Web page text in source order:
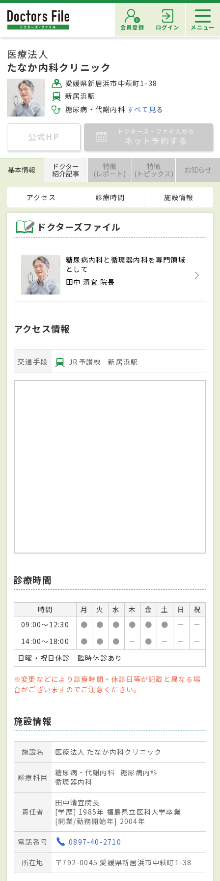
会員登録 ログイン メニュー
医療法人
たなか内科クリニック
愛媛県新居浜市中萩町1-38
新居浜駅
糖尿病・代謝内科 すべて見る
公式HP ドクターズ・ファイルから
ネット予約する
基本情報 ドクター
紹介記事
特徴
(レポート)
特徴
(トピックス) お知らせ
アクセス 診療時間 施設情報
ドクターズファイル
糖尿病内科と循環器内科を専門領域
として
田中 清宜 院長
アクセス情報
交通手段 JR予讃線 新居浜駅
診療時間
時間 月 火 水 木 金 土 日
祝
09:00～12:30
● ● ● ● ● ● －
－
14:00～18:00
● ● ● － ● － －
－
日曜・祝日休診 臨時休診あり
※変更などにより診療時間・休診日等が記載と異なる場
合がございますのでご注意ください。
施設情報
施設名 医療法人 たなか内科クリニック
診療科目 糖尿病・代謝内科
糖尿病内科
循環器内科
責任者
田中清宜院長
[学歴] 1985年 福島県立医科大学卒業
[開業/勤務開始年] 2004年
電話番号 0897-40-2710
所在地 〒792-0045 愛媛県新居浜市中萩町1-38